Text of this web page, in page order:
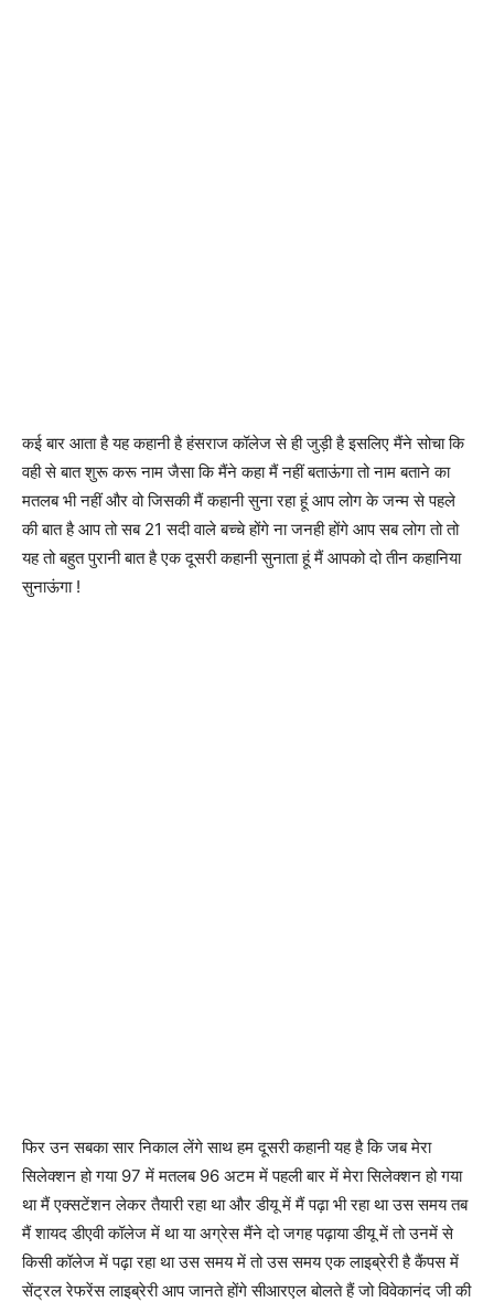
कई बार आता है यह कहानी है हंसराज कॉलेज से ही जुड़ी है इसलिए मैंने सोचा कि
वही से बात शुरू करू नाम जैसा कि मैंने कहा मैं नहीं बताऊंगा तो नाम बताने का
मतलब भी नहीं और वो जिसकी मैं कहानी सुना रहा हूं आप लोग के जन्म से पहले
की बात है आप तो सब 21 सदी वाले बच्चे होंगे ना जनही होंगे आप सब लोग तो तो
यह तो बहुत पुरानी बात है एक दूसरी कहानी सुनाता हूं मैं आपको दो तीन कहानिया
सुनाऊंगा !
फिर उन सबका सार निकाल लेंगे साथ हम दूसरी कहानी यह है कि जब मेरा
सिलेक्शन हो गया 97 में मतलब 96 अटम में पहली बार में मेरा सिलेक्शन हो गया
था मैं एक्सटेंशन लेकर तैयारी रहा था और डीयू में मैं पढ़ा भी रहा था उस समय तब
मैं शायद डीएवी कॉलेज में था या अग्रेस मैंने दो जगह पढ़ाया डीयू में तो उनमें से
किसी कॉलेज में पढ़ा रहा था उस समय में तो उस समय एक लाइब्रेरी है कैंपस में
सेंट्रल रेफरेंस लाइब्रेरी आप जानते होंगे सीआरएल बोलते हैं जो विवेकानंद जी की